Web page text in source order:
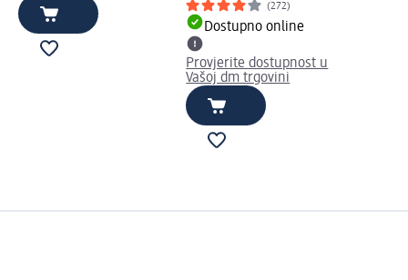
(272)
Dostupno online
Provjerite dostupnost u
Vašoj dm trgovini